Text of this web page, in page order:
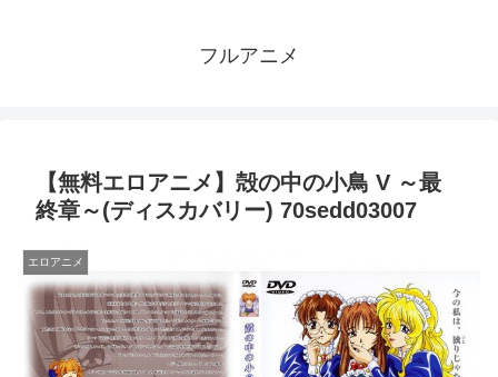
フルアニメ
【無料エロアニメ】殻の中の小鳥 V ～最
終章～(ディスカバリー) 70sedd03007
エロアニメ